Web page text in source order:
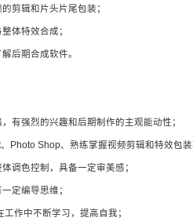
剪辑和片头片尾包装；
体特效合成；
后期合成软件。
有强烈的兴趣和后期制作的主观能动性；
Photo Shop、熟练掌握视频剪辑和特效包
调色控制，具备一定审美感；
定编导思维；
作中不断学习，提高自我；